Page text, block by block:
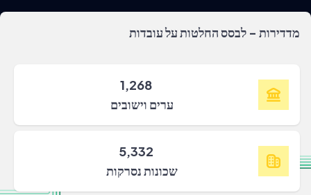
מדדירות - לבסס החלטות על עובדות
1,268
ערים וישובים
5,332
שכונות נסרקות